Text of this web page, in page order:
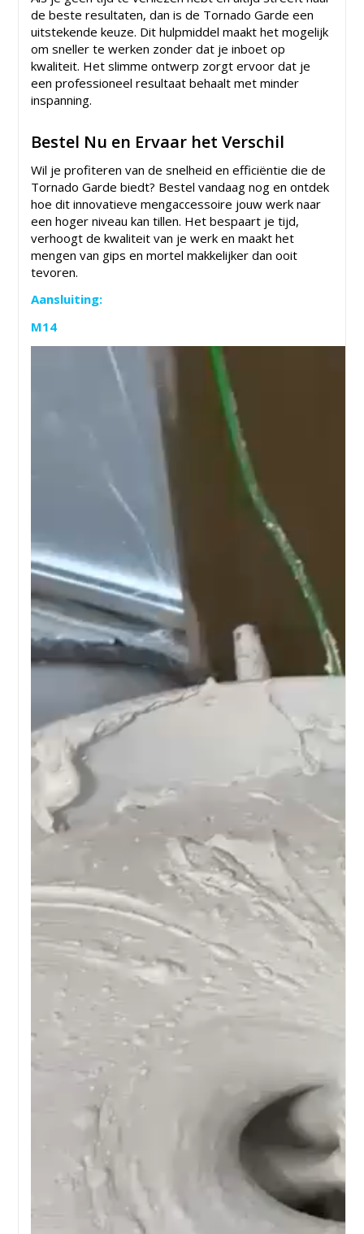
de beste resultaten, dan is de Tornado Garde een
uitstekende keuze. Dit hulpmiddel maakt het mogelijk
om sneller te werken zonder dat je inboet op
kwaliteit. Het slimme ontwerp zorgt ervoor dat je
een professioneel resultaat behaalt met minder
inspanning.
Bestel Nu en Ervaar het Verschil
Wil je profiteren van de snelheid en efficiëntie die de
Tornado Garde biedt? Bestel vandaag nog en ontdek
hoe dit innovatieve mengaccessoire jouw werk naar
een hoger niveau kan tillen. Het bespaart je tijd,
verhoogt de kwaliteit van je werk en maakt het
mengen van gips en mortel makkelijker dan ooit
tevoren.
Aansluiting:
M14